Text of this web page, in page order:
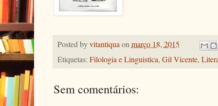
Posted byvitantiquaonmarço 18, 2015
Etiquetas: Filologia e Linguistica, Gil Vicente,
Sem comentários: